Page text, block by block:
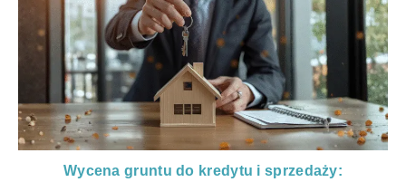
Wycena gruntu do kredytu i sprzedaży: